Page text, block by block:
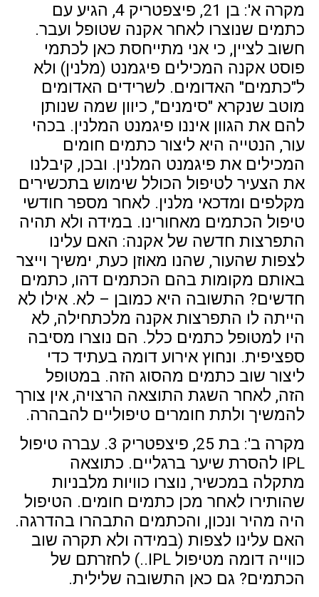
מקרה א': בן 21, פיצפטריק 4, הגיע עם
כתמים שנוצרו לאחר אקנה שטופל ועבר.
חשוב לציין, כי אני מתייחסת כאן לכתמי
פוסט אקנה המכילים פיגמנט (מלנין) ולא
ל"כתמים" האדומים. לשרידים האדומים
מוטב שנקרא "סימנים", כיוון שמה שנותן
להם את הגוון איננו פיגמנט המלנין. בכהי
עור, הנטייה היא ליצור כתמים חומים
המכילים את פיגמנט המלנין. ובכן, קיבלנו
את הצעיר לטיפול הכולל שימוש בתכשירים
מקלפים ומדכאי מלנין. לאחר מספר חודשי
טיפול הכתמים מאחורינו. במידה ולא תהיה
התפרצות חדשה של אקנה: האם עלינו
לצפות שהעור, שהנו מאוזן כעת, ימשיך וייצר
באותם מקומות בהם הכתמים דהו, כתמים
חדשים? התשובה היא כמובן – לא. אילו לא
הייתה לו התפרצות אקנה מלכתחילה, לא
היו למטופל כתמים כלל. הם נוצרו מסיבה
ספציפית. ונחוץ אירוע דומה בעתיד כדי
ליצור שוב כתמים מהסוג הזה. במטופל
הזה, לאחר השגת התוצאה הרצויה, אין צורך
להמשיך ולתת חומרים טיפוליים להבהרה.
מקרה ב': בת 25, פיצפטריק 3. עברה טיפול
IPL להסרת שיער ברגליים. כתוצאה
מתקלה במכשיר, נוצרו כוויות מלבניות
שהותירו לאחר מכן כתמים חומים. הטיפול
היה מהיר ונכון, והכתמים התבהרו בהדרגה.
האם עלינו לצפות (במידה ולא תקרה שוב
כווייה דומה מטיפול IPL..) לחזרתם של
הכתמים? גם כאן התשובה שלילית.